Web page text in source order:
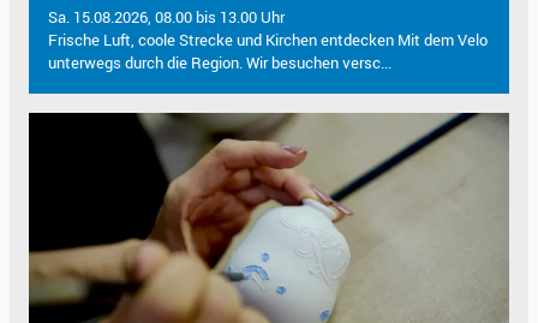
Sa. 15.08.2026, 08.00 bis 13.00 Uhr
Frische Luft, coole Strecke und Kirchen entdecken Mit dem Velo
unterwegs durch die Region. Wir besuchen versc...